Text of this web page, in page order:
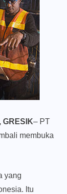
GRESIK– PT
membuka
yang
Itu